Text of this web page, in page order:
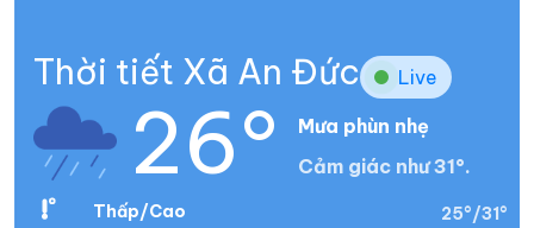
Thời tiết Xã An Đức Live
26°
Mưa phùn nhẹ
Cảm giác như 31°.
Thấp/Cao
25°/31°